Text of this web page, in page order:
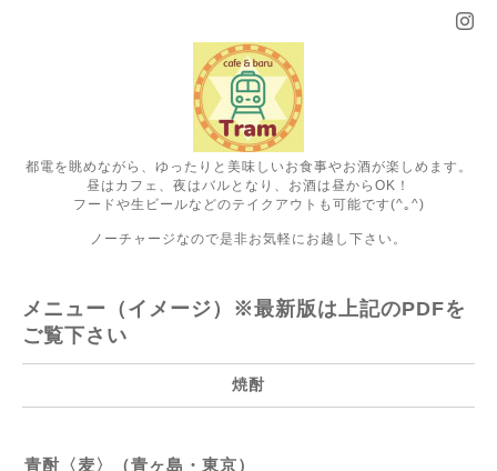
都電を眺めながら、ゆったりと美味しいお食事やお酒が楽しめます。
昼はカフェ、夜はバルとなり、お酒は昼からOK！
フードや生ビールなどのテイクアウトも可能です(^｡^)
ノーチャージなので是非お気軽にお越し下さい。
メニュー（イメージ）※最新版は上記のPDFを
ご覧下さい
焼酎
青酎〈麦〉（青ヶ島・東京）